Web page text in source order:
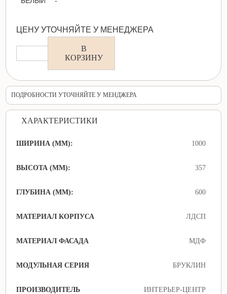
ЦЕНУ УТОЧНЯЙТЕ У МЕНЕДЖЕРА
В
КОРЗИНУ
ПОДРОБНОСТИ УТОЧНЯЙТЕ У МЕНДЖЕРА
ХАРАКТЕРИСТИКИ
ШИРИНА (ММ): 1000
ВЫСОТА (ММ): 357
ГЛУБИНА (ММ): 600
МАТЕРИАЛ КОРПУСА ЛДСП
МАТЕРИАЛ ФАСАДА МДФ
МОДУЛЬНАЯ СЕРИЯ БРУКЛИН
ПРОИЗВОДИТЕЛЬ ИНТЕРЬЕР-ЦЕНТР